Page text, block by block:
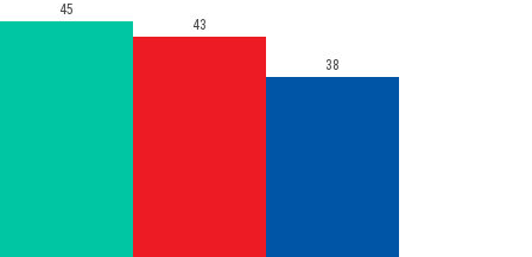
45
43
38